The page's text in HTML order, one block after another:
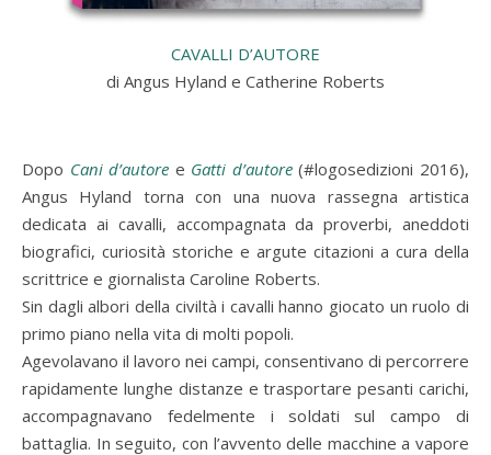
CAVALLI D’AUTORE
di Angus Hyland e Catherine Roberts
Dopo Cani d’autore e Gatti d’autore (#logosedizioni 2016),
Angus Hyland torna con una nuova rassegna artistica
dedicata ai cavalli, accompagnata da proverbi, aneddoti
biografici, curiosità storiche e argute citazioni a cura della
scrittrice e giornalista Caroline Roberts.
Sin dagli albori della civiltà i cavalli hanno giocato un ruolo di
primo piano nella vita di molti popoli.
Agevolavano il lavoro nei campi, consentivano di percorrere
rapidamente lunghe distanze e trasportare pesanti carichi,
accompagnavano fedelmente i soldati sul campo di
battaglia. In seguito, con l’avvento delle macchine a vapore